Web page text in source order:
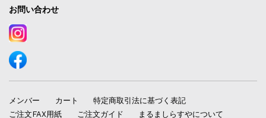
お問い合わせ
メンバー カート
特定商取引法に基づく表記
ご注文FAX用紙
ご注文ガイド まるましらすやについて